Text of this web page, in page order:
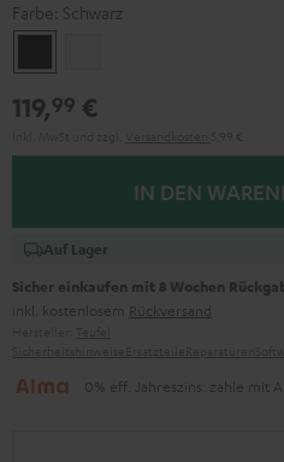
Farbe: Schwarz
119,99 €
IN DEN
Auf Lager
Sicher einkaufen mit 8 Wochen
inkl. kostenlosem Rückversand
0% eff. Jahreszins: zahle mit